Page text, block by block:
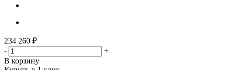
234 260 ₽
-
+
В корзину